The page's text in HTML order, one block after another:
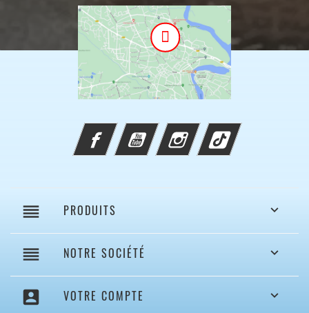
FacebookYouTube InstagramTikTok
reorder PRODUITS 
reorder NOTRE SOCIÉTÉ 
account_box VOTRE COMPTE 